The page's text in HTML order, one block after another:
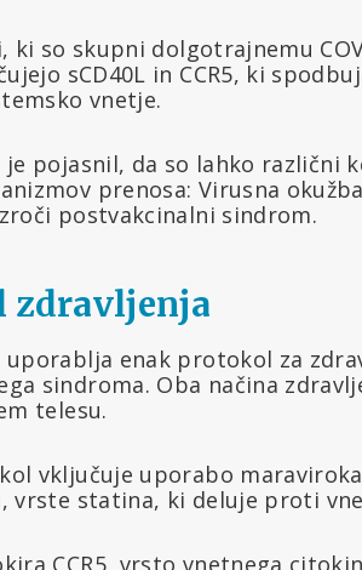
ki so skupni dolgotrajnemu
sCD40L in CCR5, ki
vnetje.
je pojasnil, da so lahko različni
prenosa: Virusna
postvakcinalni sindrom.
zdravljenja
enak protokol za
sindroma. Oba načina
telesu.
vključuje uporabo
vrste statina, ki deluje proti
CCR5, vrsto vnetnega